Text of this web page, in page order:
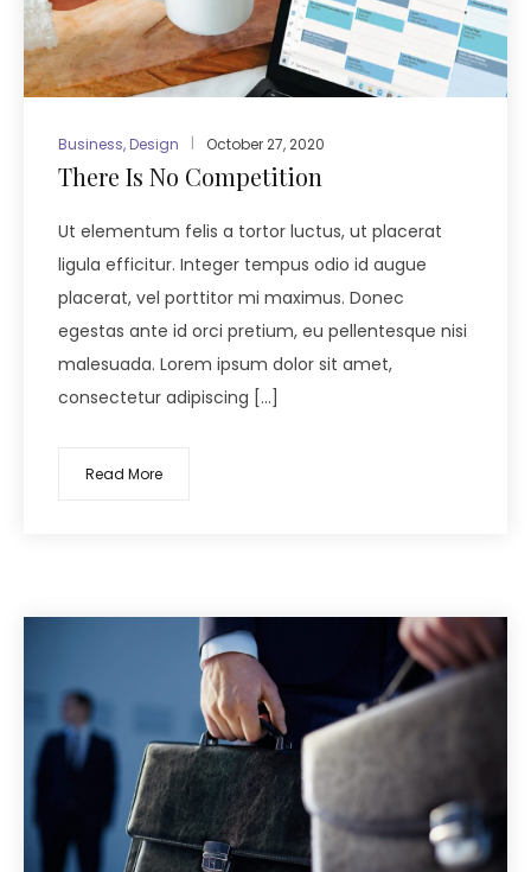
Business, Design October 27, 2020
There Is No Competition
Ut elementum felis a tortor luctus, ut placerat
ligula efficitur. Integer tempus odio id augue
placerat, vel porttitor mi maximus. Donec
egestas ante id orci pretium, eu pellentesque nisi
malesuada. Lorem ipsum dolor sit amet,
consectetur adipiscing […]
Read More